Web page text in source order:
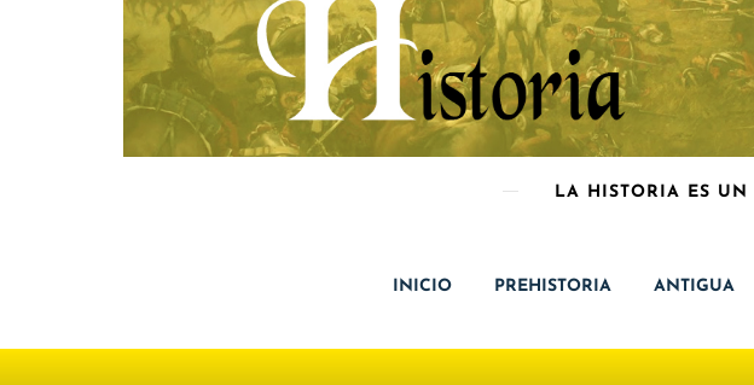
LA HISTORIA ES UN
INICIO PREHISTORIA ANTIGUA